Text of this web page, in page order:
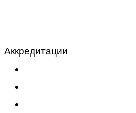
Аккредитации